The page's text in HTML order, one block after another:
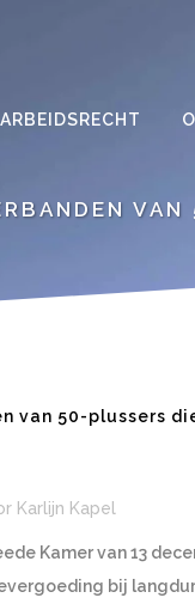
ARBEIDSRECHT
van 50-plussers
Karlijn Kapel
Kamer van 13
bij